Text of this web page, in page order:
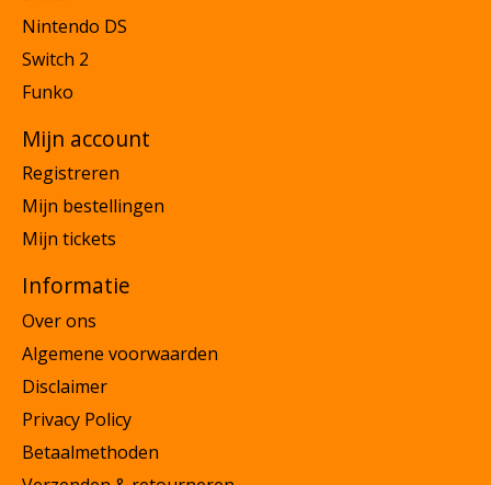
Nintendo DS
Switch 2
Funko
Mijn account
Registreren
Mijn bestellingen
Mijn tickets
Informatie
Over ons
Algemene voorwaarden
Disclaimer
Privacy Policy
Betaalmethoden